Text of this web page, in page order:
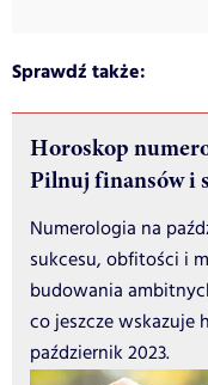
Sprawdź także:
Horoskop
Pilnuj finansów i
Numerologia na
sukcesu, obfitości i
budowania
co jeszcze wskazuje
październik 2023.